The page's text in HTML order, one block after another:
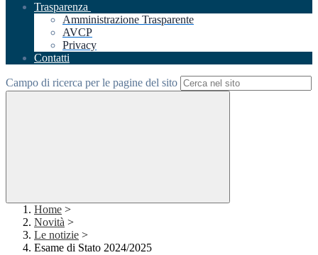
Trasparenza
Amministrazione Trasparente
AVCP
Privacy
Contatti
Campo di ricerca per le pagine del sito
Home >
Novità >
Le notizie >
Esame di Stato 2024/2025